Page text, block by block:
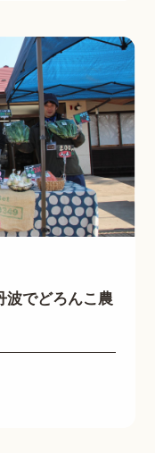
波でどろんこ農